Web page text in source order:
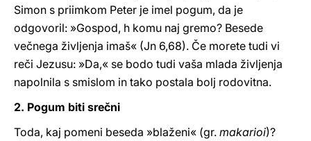
Simon s priimkom Peter je imel pogum, da je
odgovoril: »Gospod, h komu naj gremo? Besede
večnega življenja imaš« (Jn 6,68). Če morete tudi vi
reči Jezusu: »Da,« se bodo tudi vaša mlada življenja
napolnila s smislom in tako postala bolj rodovitna.
2. Pogum biti srečni
Toda, kaj pomeni beseda »blaženi« (gr. makarioi)?